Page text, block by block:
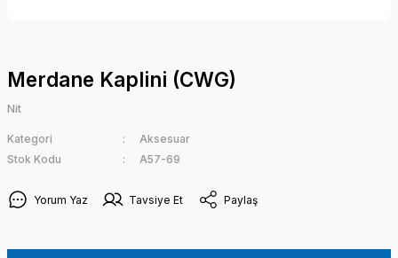
Merdane Kaplini (CWG)
Nit
Kategori
Aksesuar
Stok Kodu
A57-69
Yorum Yaz Tavsiye Et Paylaş